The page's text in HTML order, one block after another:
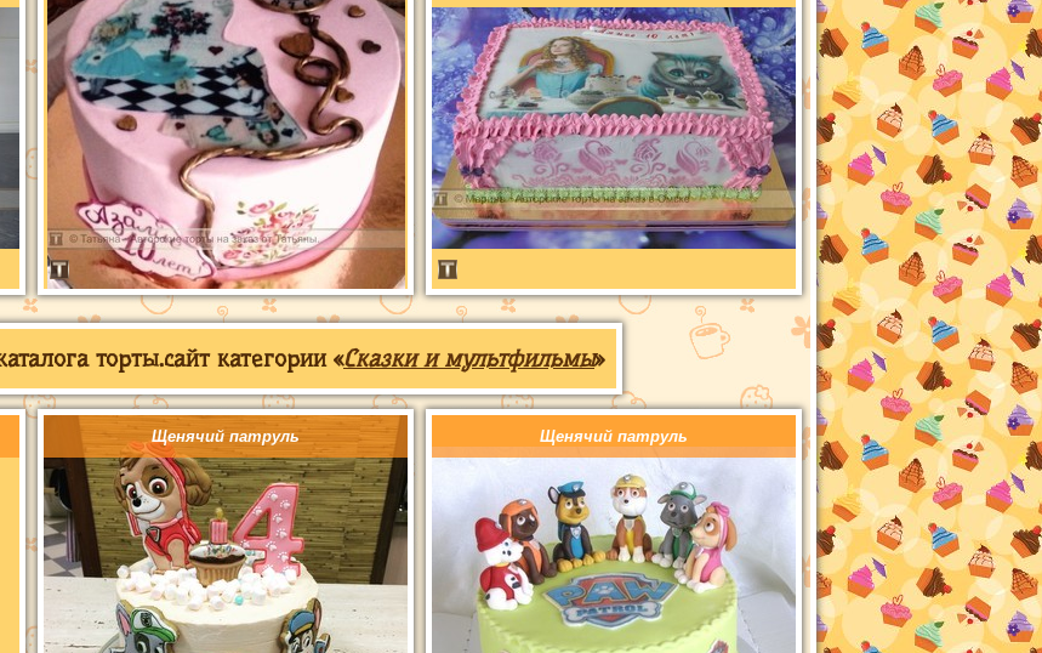
торты.сайт категории «Сказки и мультфильмы»
Щенячий патруль Щенячий патруль